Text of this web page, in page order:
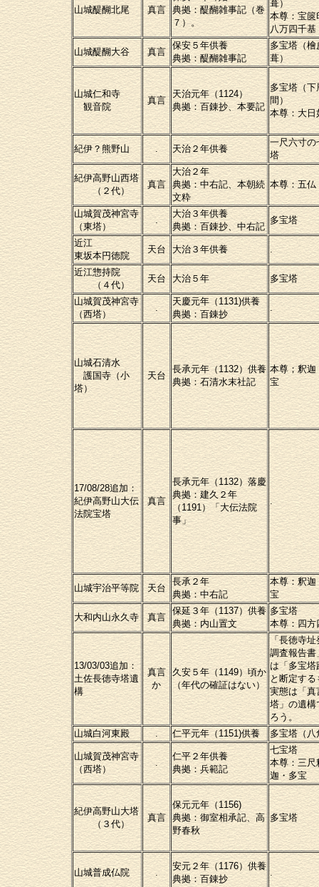
山城醍醐北尾 真言
典拠：醍醐雑事記（巻
７）。
葺）
本尊：宝篋
八万四千基
山城醍醐大谷 真言
保安５年供養
典拠：醍醐雑事記
多宝塔（檜
葺）
山城仁和寺
観音院
真言
天治元年（1124）
典拠：百錬抄、本要記
多宝塔（下
間）
本尊：大日
紀伊？熊野山 . 天治２年供養
一尺六寸の
塔
紀伊高野山西塔
（２代）
真言
大治２年
典拠：中右記、本朝続
文粋
本尊：五仏
山城賀茂神宮寺
（東塔）
.
大治３年供養
典拠：百錬抄、中右記
多宝塔
近江
東坂本円徳院
天台 大治３年供養 .
近江惣持院
（４代）
天台 大治５年 多宝塔
山城賀茂神宮寺
（西塔）
.
天慶元年（1131)供養
典拠：百錬抄
.
山城石清水
護国寺（小
塔）
天台
長承元年（1132）供養
典拠：石清水末社記
本尊；釈迦
宝
17/08/28追加：
紀伊高野山大伝
法院宝塔
真言
長承元年（1132）落慶
典拠：建久２年
（1191）「大伝法院
事」
.
山城宇治平等院 天台
長承２年
典拠：中右記
本尊：釈迦
宝
大和内山永久寺 真言
保延３年（1137）供養
典拠：内山置文
多宝塔
本尊：四方
13/03/03追加：
土佐長徳寺塔遺
構
真言
か
久安５年（1149）頃か
（年代の確証はない）
「長徳寺址
調査報告書
は「多宝塔
と断定する
実態は「真
塔」の遺構
ろう。
山城白河東殿
. 仁平元年（1151)供養 多宝塔（八
山城賀茂神宮寺
（西塔）
.
仁平２年供養
典拠：兵範記
七宝塔
本尊：三尺
迦・多宝
紀伊高野山大塔
（３代）
真言
保元元年（1156)
典拠：御室相承記、高
野春秋
多宝塔
山城普成仏院 .
安元２年（1176）供養
典拠：百錬抄
.